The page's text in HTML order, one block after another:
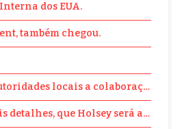
dos EUA.
também chegou.
locais a colaboração
que Holsey será